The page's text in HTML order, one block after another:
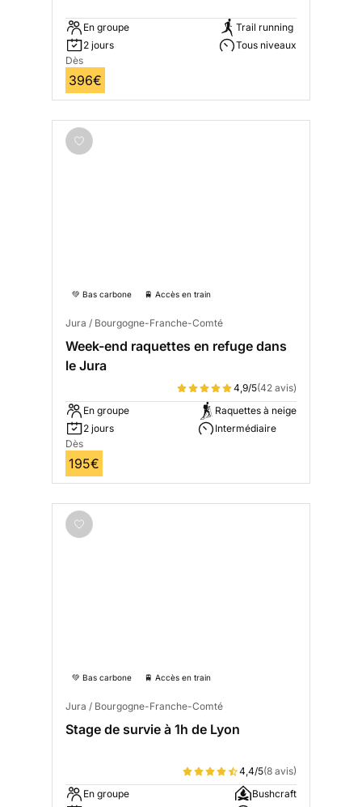
En groupe
2 jours
Trail running
Tous niveaux
Dès
396€
💚 Bas carbone 🚆 Accès en train
Jura / Bourgogne-Franche-Comté
Week-end raquettes en refuge dans
le Jura
4,9/5(42 avis)
En groupe
2 jours
Raquettes à neige
Intermédiaire
Dès
195€
💚 Bas carbone 🚆 Accès en train
Jura / Bourgogne-Franche-Comté
Stage de survie à 1h de Lyon
4,4/5(8 avis)
En groupe
Bushcraft